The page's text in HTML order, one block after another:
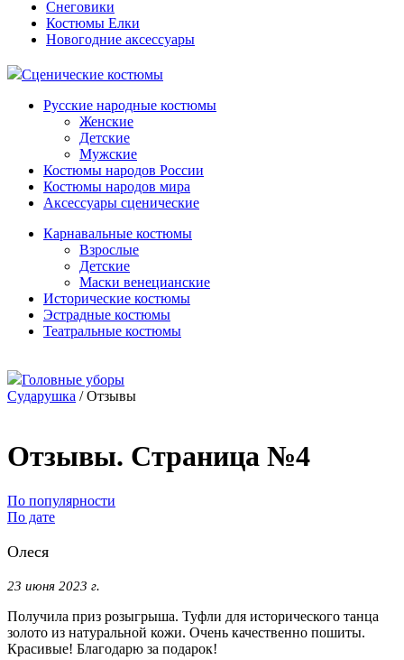
Снеговики
Костюмы Елки
Новогодние аксессуары
Сценические костюмы
Русские народные костюмы
Женские
Детские
Мужские
Костюмы народов России
Костюмы народов мира
Аксессуары сценические
Карнавальные костюмы
Взрослые
Детские
Маски венецианские
Исторические костюмы
Эстрадные костюмы
Театральные костюмы
Головные уборы
Сударушка /Отзывы
Отзывы. Страница №4
По популярности
По дате
Олеся
23 июня 2023 г.
Получила приз розыгрыша. Туфли для исторического танца
золото из натуральной кожи. Очень качественно пошиты.
Красивые! Благодарю за подарок!